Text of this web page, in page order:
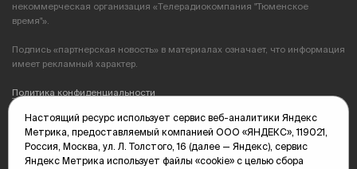
некоммерческая организация «Телерадиокомпания "Тюменское
время"».
Подпись «партнерская новость» в материалах означает, что информация
имеет рекламный характер.
Политика конфиденциальности
Редакция: 625035, Тюмень, пр. Геологоразведчиков, 28А
(3452) 68-89-05
edit@vsluh.ru
Настоящий ресурс использует сервис веб-аналитики Яндекс
Метрика, предоставляемый компанией ООО «ЯНДЕКС», 119021,
Россия, Москва, ул. Л. Толстого, 16 (далее — Яндекс), сервис
Яндекс Метрика использует файлы «cookie» с целью сбора